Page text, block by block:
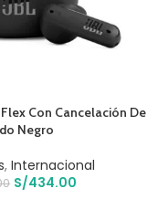
Con Cancelación De
Negro
, Internacional
S/434.00